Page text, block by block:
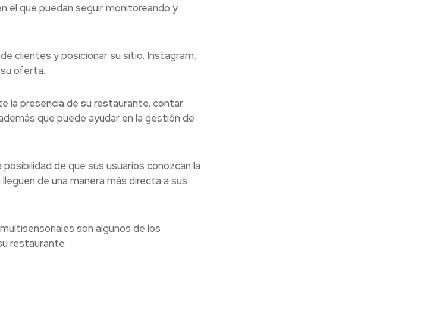
el que puedan seguir monitoreando y
clientes y posicionar su sitio. Instagram,
oferta.
la presencia de su restaurante, contar
que puede ayudar en la gestión de
de que sus usuarios conozcan la
de una manera más directa a sus
son algunos de los
restaurante.